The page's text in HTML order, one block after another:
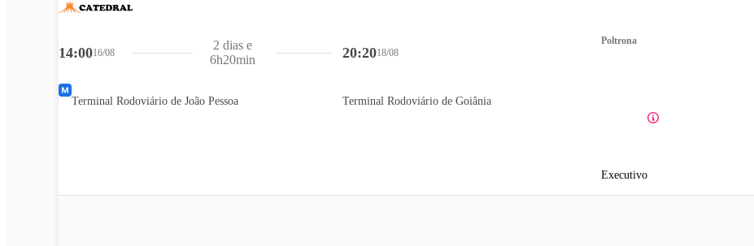
14:0016/08
Terminal Rodoviário de João Pessoa
20:2018/08
Terminal Rodoviário de Goiânia
2 dias e
6h20min
Poltrona
Executivo